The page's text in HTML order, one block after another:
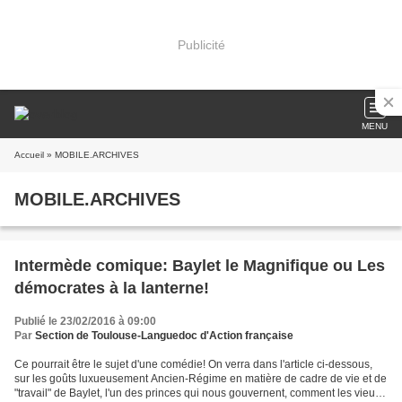
Publicité
MENU
Accueil » MOBILE.ARCHIVES
MOBILE.ARCHIVES
Intermède comique: Baylet le Magnifique ou Les
démocrates à la lanterne!
Publié le 23/02/2016 à 09:00
Par Section de Toulouse-Languedoc d'Action française
Ce pourrait être le sujet d'une comédie! On verra dans l'article ci-dessous,
sur les goûts luxueusement Ancien-Régime en matière de cadre de vie et de
"travail" de Baylet, l'un des princes qui nous gouvernent, comment les vieux